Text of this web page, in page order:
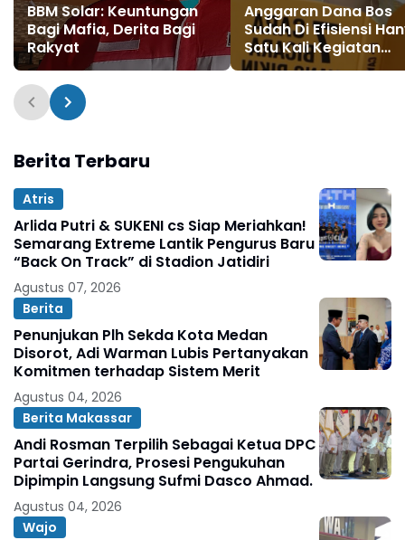
BBM Solar: Keuntungan
Bagi Mafia, Derita Bagi
Rakyat
Anggaran Dana Bos
Sudah Di Efisiensi
Satu Kali Kegiatan
Pendidikan Guru
Berita Terbaru
Atris
Arlida Putri & SUKENI cs Siap Meriahkan!
Semarang Extreme Lantik Pengurus Baru
“Back On Track” di Stadion Jatidiri
Agustus 07, 2026
Berita
Penunjukan Plh Sekda Kota Medan
Disorot, Adi Warman Lubis Pertanyakan
Komitmen terhadap Sistem Merit
Agustus 04, 2026
Berita Makassar
Andi Rosman Terpilih Sebagai Ketua DPC
Partai Gerindra, Prosesi Pengukuhan
Dipimpin Langsung Sufmi Dasco Ahmad.
Agustus 04, 2026
Wajo